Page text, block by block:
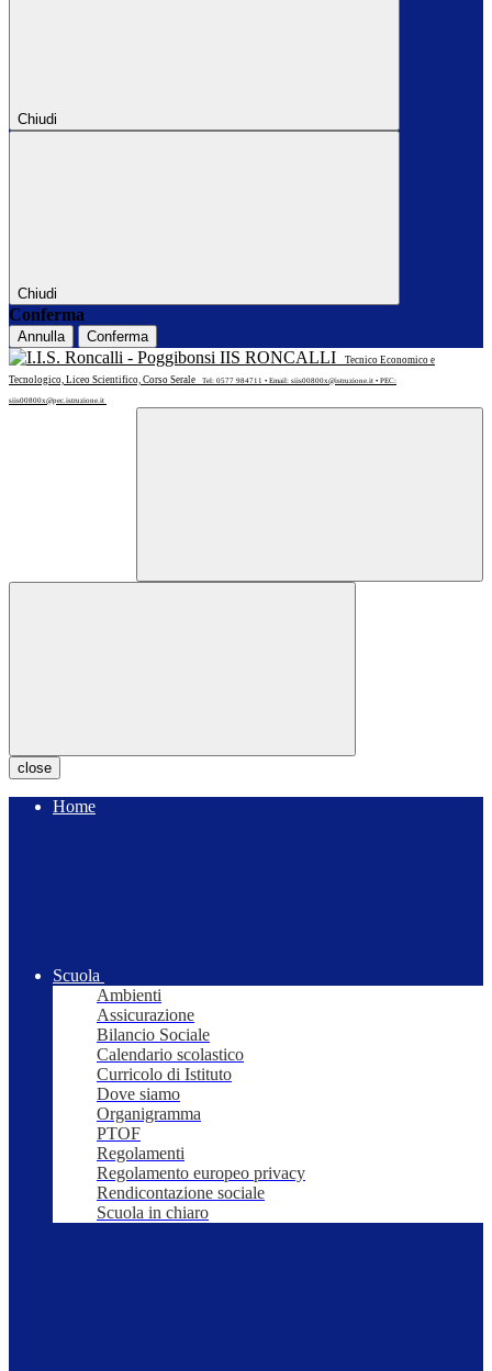
Chiudi
Chiudi
Conferma
Annulla Conferma
IIS RONCALLI
Tecnico Economico e
Tecnologico, Liceo Scientifico, Corso Serale
Tel: 0577 984711 • Email: siis00800x@istruzione.it • PEC:
siis00800x@pec.istruzione.it
close
Home
Scuola
Ambienti
Assicurazione
Bilancio Sociale
Calendario scolastico
Curricolo di Istituto
Dove siamo
Organigramma
PTOF
Regolamenti
Regolamento europeo privacy
Rendicontazione sociale
Scuola in chiaro